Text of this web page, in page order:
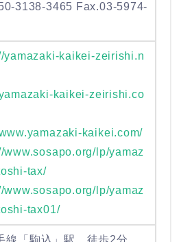
3138-3465 Fax.03-5974-
yamazaki-kaikei-zeirishi.n
kaikei-zeirishi.co
kaikei.com/
www.sosapo.org/lp/yamaz
tax/
www.sosapo.org/lp/yamaz
tax01/